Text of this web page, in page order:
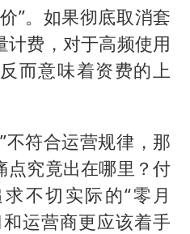
”。如果彻底取消套
计费，对于高频使用
而意味着资费的上
不符合运营规律，那
点究竟出在哪里？付
不切实际的“零月
运营商更应该着手